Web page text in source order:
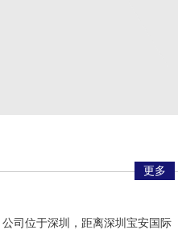
更多
公司位于深圳，距离深圳宝安国际